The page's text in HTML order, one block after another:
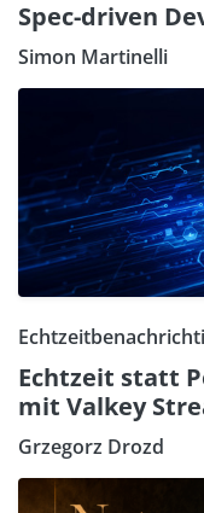
Spec-driven
Simon Martinelli
Echtzeit statt
mit Valkey
Grzegorz Drozd